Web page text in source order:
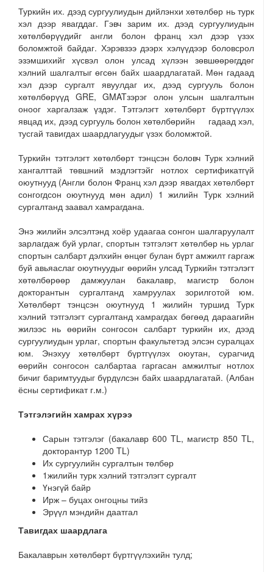
Туркийн их. дээд сургуулиудын дийлэнхи хөтөлбөр нь турк
хэл дээр явагддаг. Гэвч зарим их. дээд сургуулиудын
хөтөлбөрүүдийг англи болон франц хэл дээр үзэх
боломжтой байдаг. Хэрэвзээ дээрх хэлүүдээр боловсрол
эзэмшихийг хүсвэл олон улсад хүлээн зөвшөөрөгддөг
хэлний шалгалтыг өгсөн байх шаардлагатай. Мөн гадаад
хэл дээр сургалт явуулдаг их, дээд сургууль болон
хөтөлбөрүүд GRE, GMATзэрэг олон улсын шалгалтын
оноог харгалзаж үздэг. Тэтгэлэгт хөтөлбөрт бүртгүүлэх
явцад их, дээд сургууль болон хөтөлбөрийн гадаад хэл,
тусгай тавигдах шаардлагуудыг үзэх боломжтой.
Туркийн тэтгэлэгт хөтөлбөрт тэнцсэн боловч Турк хэлний
хангалттай төвшний мэдлэгтэйг нотлох сертификатгүй
оюутнууд (Англи болон Франц хэл дээр явагдах хөтөлбөрт
сонгогдсон оюутнууд мөн адил) 1 жилийн Турк хэлний
сургалтанд заавал хамрагдана.
Энэ жилийн элсэлтэнд хоёр удаагаа сонгон шалгаруулалт
зарлагдаж буй урлаг, спортын тэтгэлэгт хөтөлбөр нь урлаг
спортын салбарт дэлхийн өнцөг булан бүрт амжилт гаргаж
буй авьяаслаг оюутнуудыг өөрийн улсад Туркийн тэтгэлэгт
хөтөлбөрөөр дамжуулан бакалавр, магистр болон
докторантын сургалтанд хамруулах зорилготой юм.
Хөтөлбөрт тэнцсэн оюутнууд 1 жилийн туршид Турк
хэлний тэтгэлэгт сургалтанд хамрагдах бөгөөд дараагийн
жилээс нь өөрийн сонгосон салбарт туркийн их, дээд
сургуулиудын урлаг, спортын факультетэд элсэн суралцах
юм. Энэхуу хөтөлбөрт бүртгүүлэх оюутан, сурагчид
өөрийн сонгосон салбартаа гаргасан амжилтыг нотлох
бичиг баримтуудыг бүрдүлсэн байх шаардлагатай. (Албан
ёсны сертификат г.м.)
Тэтгэлэгийн хамрах хүрээ
Сарын тэтгэлэг (бакалавр 600 TL, магистр 850 TL,
докторантур 1200 TL)
Их сургуулийн сургалтын төлбөр
1жилийн турк хэлний тэтгэлэгт сургалт
Үнэгүй байр
Ирж – буцах онгоцны тийз
Эрүүл мэндийн даатгал
Тавигдах шаардлага
Бакалаврын хөтөлбөрт бүртгүүлэхийн тулд;